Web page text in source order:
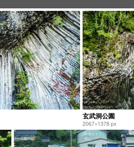
玄武洞公園
2067×1378 px